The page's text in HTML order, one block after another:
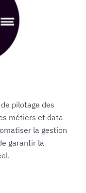
pilotage des
métiers et data
la gestion
garantir la